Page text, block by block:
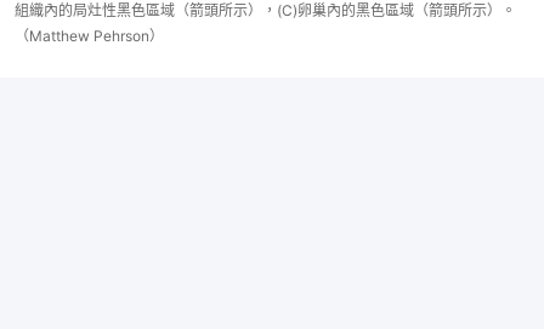
組織內的局灶性黑色區域（箭頭所示），(C)卵巢內的黑色區域（箭頭所示）。
（Matthew Pehrson）